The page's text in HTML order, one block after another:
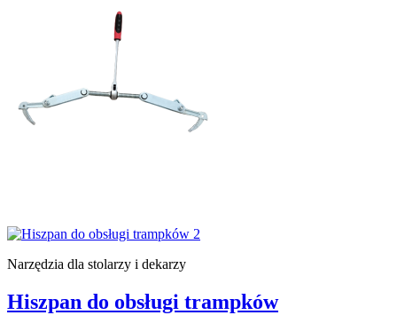
Narzędzia dla stolarzy i dekarzy
Hiszpan do obsługi trampków